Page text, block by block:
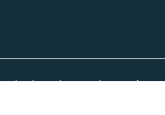
ốp lát, ngói lợp, Đá tự Nhiên.